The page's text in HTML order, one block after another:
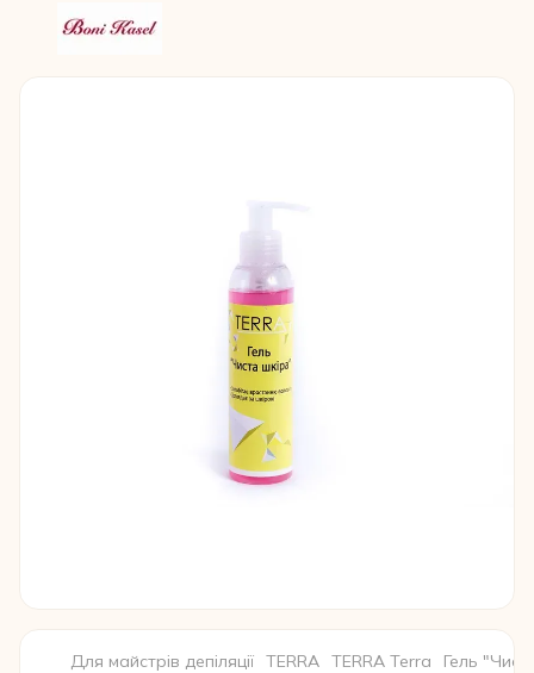
Для майстрів депіляції TERRA TERRA Terra Гель